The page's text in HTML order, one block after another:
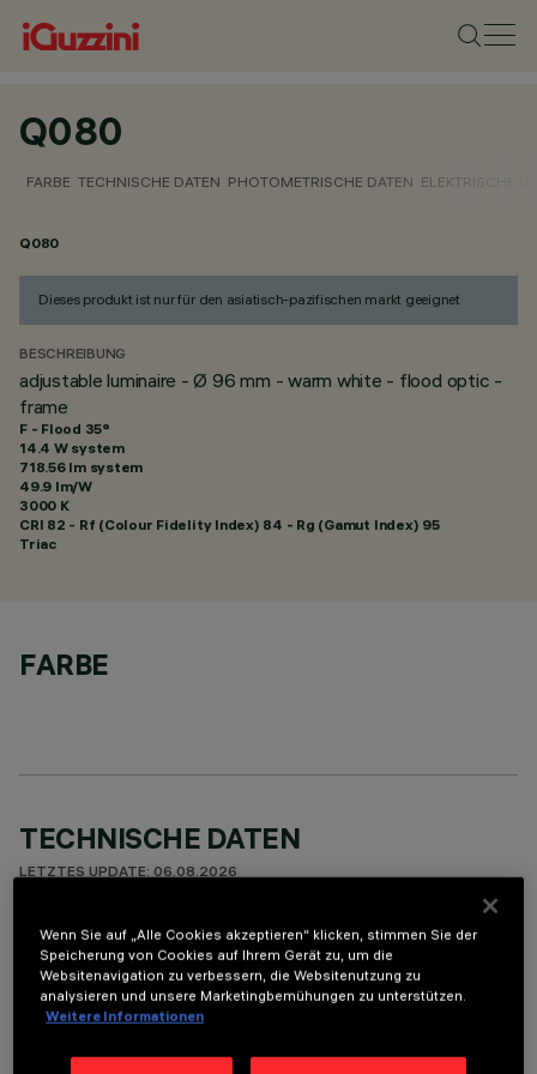
Q080
FARBE TECHNISCHE DATEN PHOTOMETRISCHE DATEN ELEKTRISCHE
Q080
Dieses produkt ist nur für den asiatisch-pazifischen markt geeignet
BESCHREIBUNG
adjustable luminaire - Ø 96 mm - warm white - flood optic -
frame
F - Flood 35°
14.4 W system
718.56 lm system
49.9 lm/W
3000 K
CRI 82 - Rf (Colour Fidelity Index) 84 - Rg (Gamut Index) 95
Triac
FARBE
TECHNISCHE DATEN
LETZTES UPDATE: 06.08.2026
BESCHREIBUNG
Round adjustable luminaire designed to use an LED lamp with
C.O.B.technology in a warm white colour tone 3000K (CRI
80). Version with rim for surface-mounting. Painted, die-cast
aluminium body. Lower reflector vacuum-metallised with
Wenn Sie auf „Alle Cookies akzeptieren“ klicken, stimmen Sie der
Speicherung von Cookies auf Ihrem Gerät zu, um die
Websitenavigation zu verbessern, die Websitenutzung zu
analysieren und unsere Marketingbemühungen zu unterstützen.
Weitere Informationen